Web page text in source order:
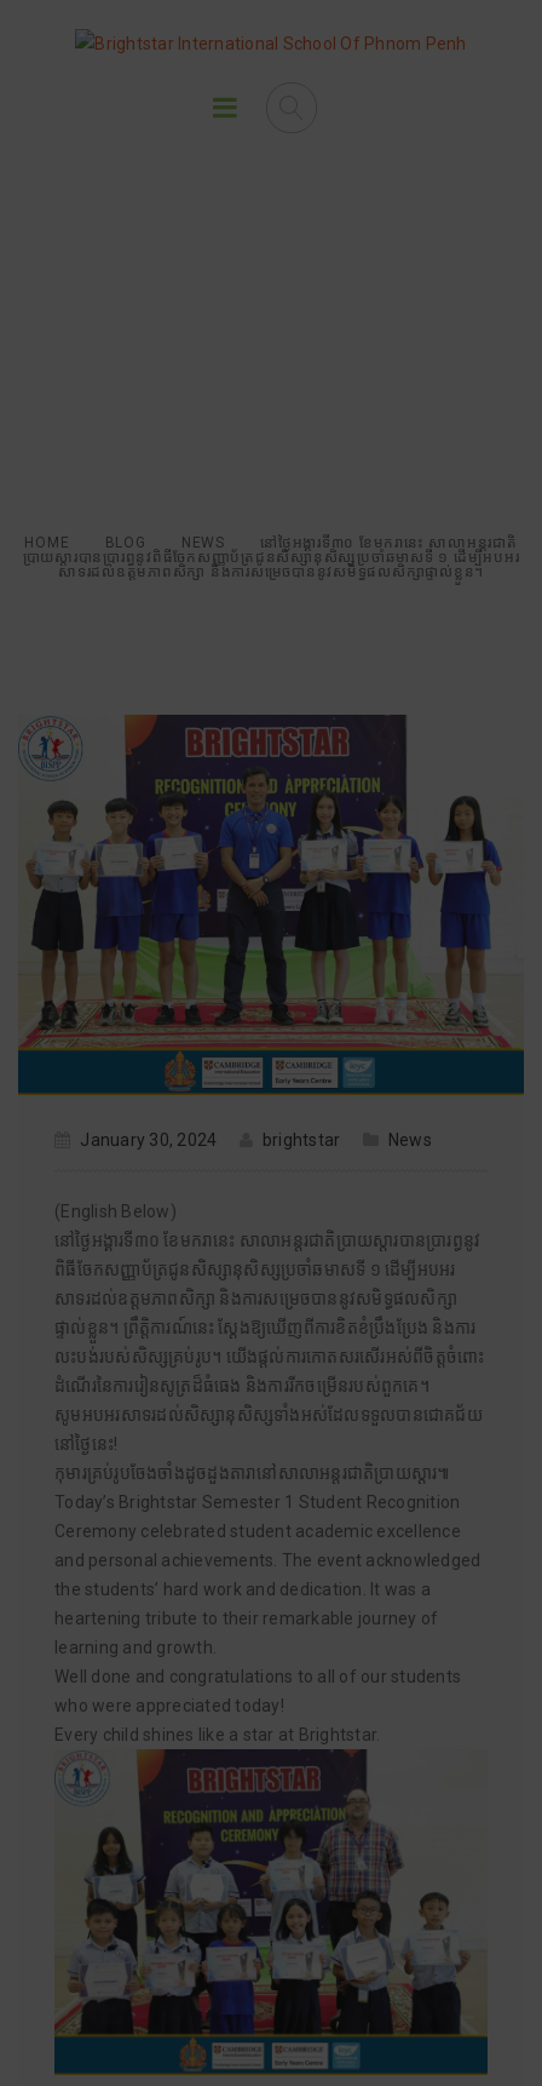
HOME BLOG NEWS
នៅថ្ងៃអង្គារទី៣០ ខែមករានេះ សាលាអន្តរជាតិ
ប្រាយស្តារបានប្រារព្ធនូវពិធីចែកសញ្ញាប័ត្រជូនសិស្សានុសិស្សប្រចាំឆមាសទី ១ ដើម្បីអបអរ
សាទរដល់ឧត្តមភាពសិក្សា និងការសម្រេចបាននូវសមិទ្ធផលសិក្សាផ្ទាល់ខ្លួន។
January 30, 2024 brightstar News
(English Below)
នៅថ្ងៃអង្គារទី៣០ ខែមករានេះ សាលាអន្តរជាតិប្រាយស្តារបានប្រារព្ធនូវ
ពិធីចែកសញ្ញាប័ត្រជូនសិស្សានុសិស្សប្រចាំឆមាសទី ១ ដើម្បីអបអរ
សាទរដល់ឧត្តមភាពសិក្សា និងការសម្រេចបាននូវសមិទ្ធផលសិក្សា
ផ្ទាល់ខ្លួន។ ព្រឹត្តិការណ៍នេះ ស្តែងឱ្យឃើញពីការខិតខំប្រឹងប្រែង និងការ
លះបង់របស់សិស្សគ្រប់រូប។ យើងផ្តល់ការកោតសរសើរអស់ពីចិត្តចំពោះ
ដំណើរនៃការរៀនសូត្រដ៏ធំធេង និងការរីកចម្រើនរបស់ពួកគេ។
សូមអបអរសាទរដល់សិស្សានុសិស្សទាំងអស់ដែលទទួលបានជោគជ័យ
នៅថ្ងៃនេះ!
កុមារគ្រប់រូបចែងចាំងដូចដួងតារានៅសាលាអន្តរជាតិប្រាយស្តារ៕
Today’s Brightstar Semester 1 Student Recognition
Ceremony celebrated student academic excellence
and personal achievements. The event acknowledged
the students’ hard work and dedication. It was a
heartening tribute to their remarkable journey of
learning and growth.
Well done and congratulations to all of our students
who were appreciated today!
Every child shines like a star at Brightstar.